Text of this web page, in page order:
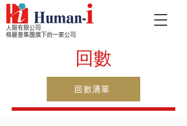
人眼有限公司
格羅普集團旗下的一家公司
回數
回數清單